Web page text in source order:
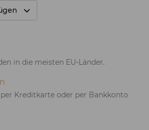
in die meisten EU-Länder.
Kreditkarte oder per Bankkonto